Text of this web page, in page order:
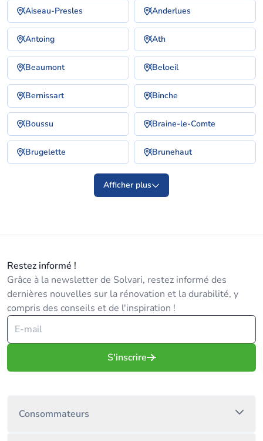
Aiseau-Presles Anderlues
Antoing Ath
Beaumont Beloeil
Bernissart Binche
Boussu Braine-le-Comte
Brugelette Brunehaut
Afficher plus
Restez informé !
Grâce à la newsletter de Solvari, restez informé des
dernières nouvelles sur la rénovation et la durabilité, y
compris des conseils et de l'inspiration !
S'inscrire
Consommateurs